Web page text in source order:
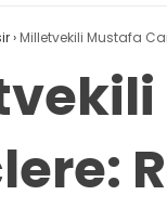
› Milletvekili Mustafa